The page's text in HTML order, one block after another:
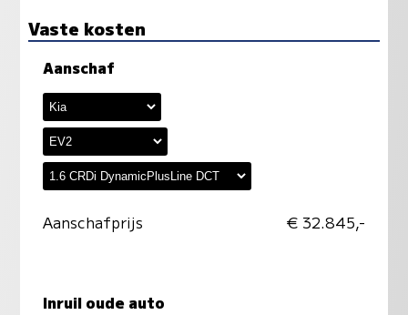
Vaste kosten
Aanschaf
Aanschafprijs € 32.845,-
Inruil oude auto